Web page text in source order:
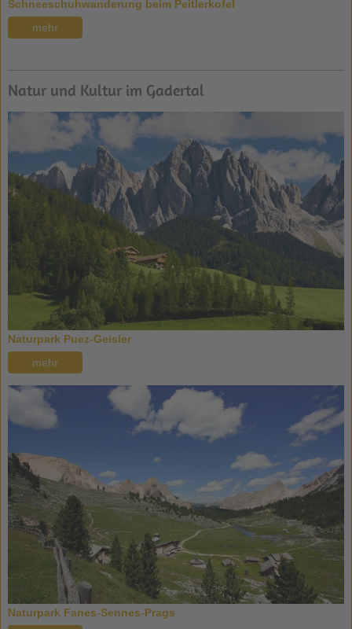
Schneeschuhwanderung beim Peitlerkofel
mehr
Natur und Kultur im Gadertal
Naturpark Puez-Geisler
mehr
Naturpark Fanes-Sennes-Prags